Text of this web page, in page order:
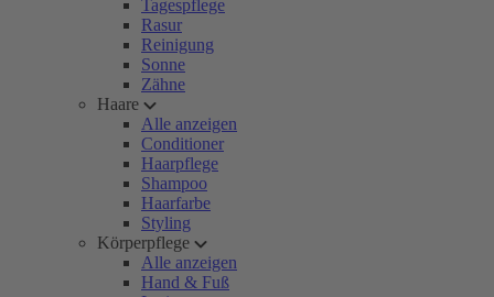
Tagespflege
Rasur
Reinigung
Sonne
Zähne
Haare
Alle anzeigen
Conditioner
Haarpflege
Shampoo
Haarfarbe
Styling
Körperpflege
Alle anzeigen
Hand & Fuß